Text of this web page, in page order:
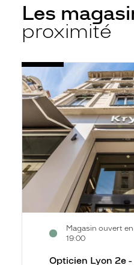
Les
proximité
Opticien
Lyon
2e
Rue
Herriot
-
Krys
Magasin ouvert
19:00
Voir
la
fiche
Opticien Lyon 2e